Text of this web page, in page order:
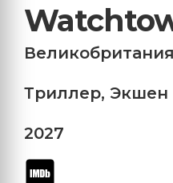
Великобритания
Триллер, Экшен
2027